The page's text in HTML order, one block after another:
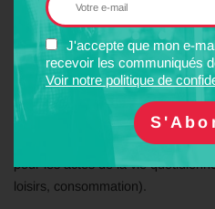
J'accepte que mon e-
recevoir les communiqués
Voir notre politique de
réorientation très forte de ses
infrastructures, de la route vers
Annecy et son agglomération
efficaces. Pour Youri Dervin, vice-
demain, on se déplacera mieux à
investissement sera utile à tous
ne résident pas à Annecy, qui ont
pour les actes de la vie
loisirs, consommation).